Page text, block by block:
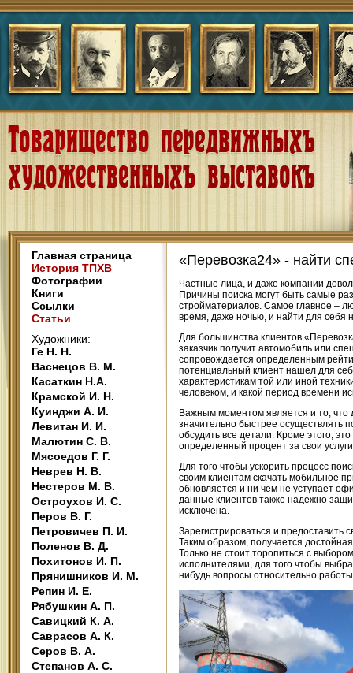
Главная страница
История ТПХВ
Фотографии
Книги
Ссылки
Статьи
Художники:
Ге Н. Н.
Васнецов В. М.
Касаткин Н.А.
Крамской И. Н.
Куинджи А. И.
Левитан И. И.
Малютин С. В.
Мясоедов Г. Г.
Неврев Н. В.
Нестеров М. В.
Остроухов И. С.
Перов В. Г.
Петровичев П. И.
Поленов В. Д.
Похитонов И. П.
Прянишников И. М.
Репин И. Е.
Рябушкин А. П.
Савицкий К. А.
Саврасов А. К.
Серов В. А.
Степанов А. С.
«Перевозка24» - найти
Частные лица, и даже компании
Причины поиска могут быть самые
стройматериалов. Самое главное –
время, даже ночью, и найти для себя
Для большинства клиентов
заказчик получит автомобиль или
сопровождается определенным
потенциальный клиент нашел для
характеристикам той или иной
человеком, и какой период времени
Важным моментом является и то, что
значительно быстрее осуществлять
обсудить все детали. Кроме этого,
определенный процент за свои
Для того чтобы ускорить процесс
своим клиентам скачать мобильное
обновляется и ни чем не уступает
данные клиентов также надежно
исключена.
Зарегистрироваться и предоставить
Таким образом, получается
Только не стоит торопиться с
исполнителями, для того чтобы
нибудь вопросы относительно